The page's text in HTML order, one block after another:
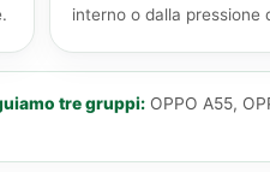
interno o dalla pressione
tre gruppi:OPPO A55,